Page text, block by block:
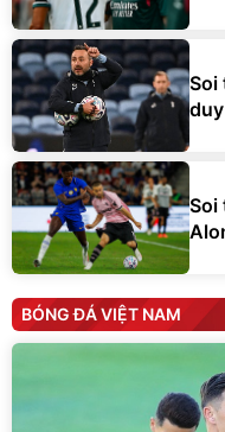
Soi
Soi
BÓNG ĐÁ VIỆT NAM